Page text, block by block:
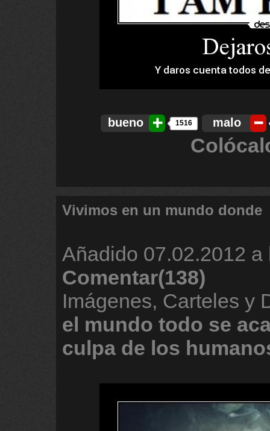
bueno 1516 malo
Vivimos en un mundo donde
Añadido 07.02.2012 a
Comentar(138)
Imágenes, Carteles y
el mundo todo se
culpa de los